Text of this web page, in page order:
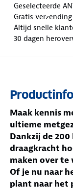
Geselecteerde
Gratis verzending
Altijd snelle
30 dagen
Maak kennis
ultieme
Dankzij de
draagkracht
maken over te
Of je nu naar
plant naar het